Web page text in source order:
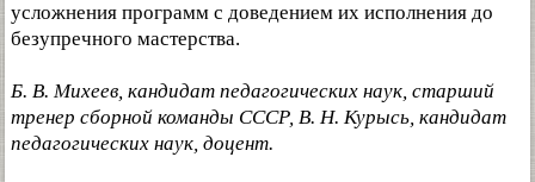
усложнения программ с доведением их исполнения до
безупречного мастерства.
Б. В. Михеев, кандидат педагогических наук, старший
тренер сборной команды СССР, В. Н. Курысь, кандидат
педагогических наук, доцент.